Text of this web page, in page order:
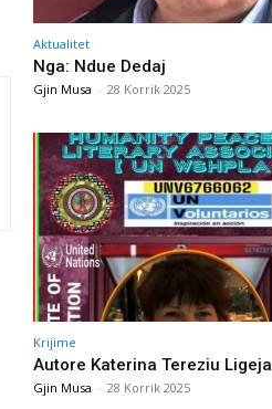
Aktualitet
Nga: Ndue Dedaj
Gjin Musa - 28 Korrik 2025
Krijime
Autore Katerina Tereziu Ligeja
Gjin Musa - 28 Korrik 2025